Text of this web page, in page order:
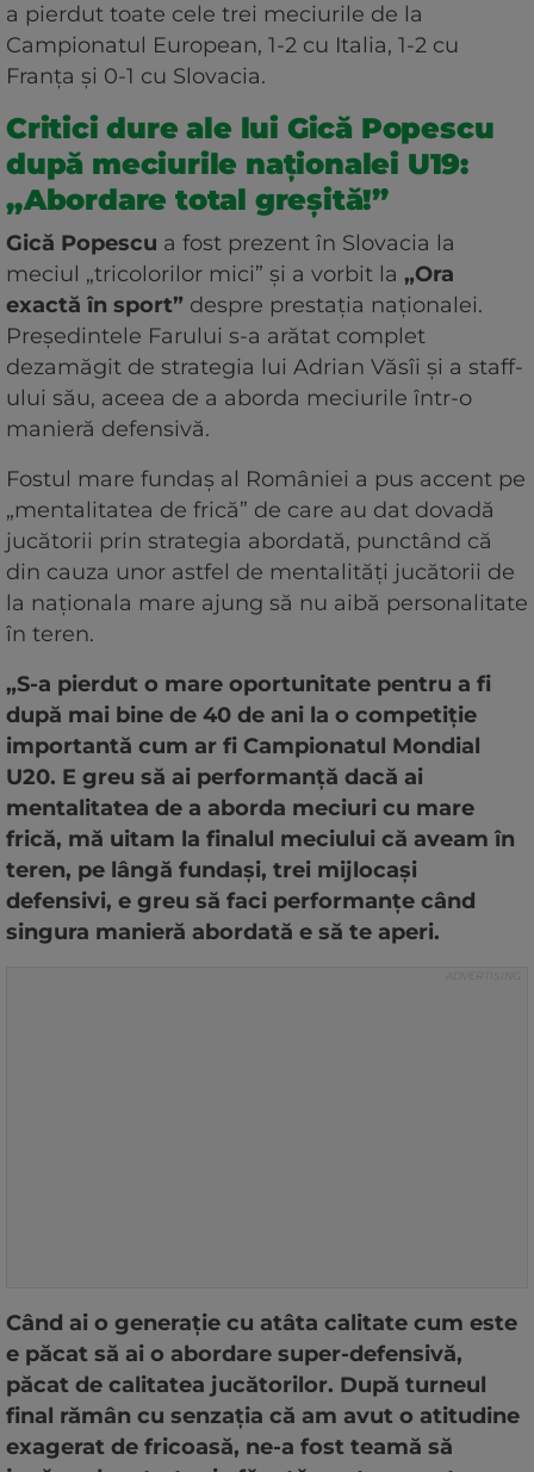
a pierdut toate cele trei meciurile de la
Campionatul European, 1-2 cu Italia, 1-2 cu
Franța și 0-1 cu Slovacia.
Critici dure ale lui Gică Popescu
după meciurile naționalei U19:
„Abordare total greșită!”
Gică Popescu a fost prezent în Slovacia la
meciul „tricolorilor mici” și a vorbit la „Ora
exactă în sport” despre prestația naționalei.
Președintele Farului s-a arătat complet
dezamăgit de strategia lui Adrian Văsîi și a staff-
ului său, aceea de a aborda meciurile într-o
manieră defensivă.
Fostul mare fundaș al României a pus accent pe
„mentalitatea de frică” de care au dat dovadă
jucătorii prin strategia abordată, punctând că
din cauza unor astfel de mentalități jucătorii de
la naționala mare ajung să nu aibă personalitate
în teren.
„S-a pierdut o mare oportunitate pentru a fi
după mai bine de 40 de ani la o competiție
importantă cum ar fi Campionatul Mondial
U20. E greu să ai performanță dacă ai
mentalitatea de a aborda meciuri cu mare
frică, mă uitam la finalul meciului că aveam în
teren, pe lângă fundași, trei mijlocași
defensivi, e greu să faci performanțe când
singura manieră abordată e să te aperi.
Când ai o generație cu atâta calitate cum este
e păcat să ai o abordare super-defensivă,
păcat de calitatea jucătorilor. După turneul
final rămân cu senzația că am avut o atitudine
exagerat de fricoasă, ne-a fost teamă să